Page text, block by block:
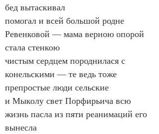
бед вытаскивал
помогал и всей большой родне
Ревенковой — мама верною опорой
стала стенкою
чистым сердцем породнилася с
конельскими — те ведь тоже
препростые люди сельские
и Мыколу свет Порфирьича всю
жизнь пасла из пяти реанимаций его
вынесла